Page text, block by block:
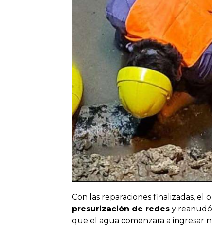
Con las reparaciones finalizadas,
presurización de redes y
que el agua comenzara a ingresar